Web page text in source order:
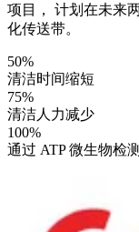
项目， 计划在未来
化传送带。
50%
清洁时间缩短
75%
清洁人力减少
100%
通过 ATP 微生物检测